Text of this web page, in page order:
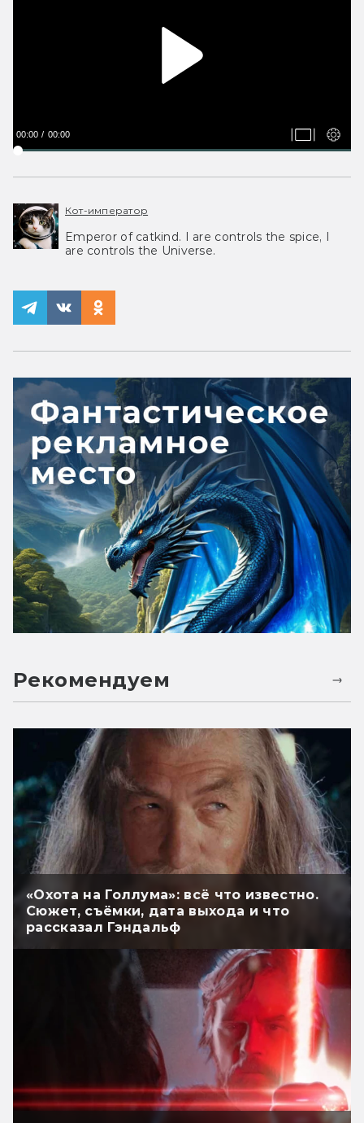
00:00 00:00
Кот-император
Emperor of catkind. I are controls the spice, I
are controls the Universe.
Рекомендуем
«Охота на Голлума»: всё что известно.
Сюжет, съёмки, дата выхода и что
рассказал Гэндальф